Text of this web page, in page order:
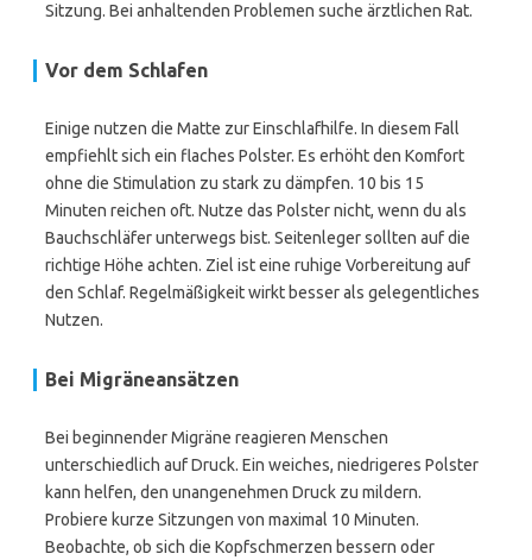
Sitzung. Bei anhaltenden Problemen suche ärztlichen Rat.
Vor dem Schlafen
Einige nutzen die Matte zur Einschlafhilfe. In diesem Fall
empfiehlt sich ein flaches Polster. Es erhöht den Komfort
ohne die Stimulation zu stark zu dämpfen. 10 bis 15
Minuten reichen oft. Nutze das Polster nicht, wenn du als
Bauchschläfer unterwegs bist. Seitenleger sollten auf die
richtige Höhe achten. Ziel ist eine ruhige Vorbereitung auf
den Schlaf. Regelmäßigkeit wirkt besser als gelegentliches
Nutzen.
Bei Migräneansätzen
Bei beginnender Migräne reagieren Menschen
unterschiedlich auf Druck. Ein weiches, niedrigeres Polster
kann helfen, den unangenehmen Druck zu mildern.
Probiere kurze Sitzungen von maximal 10 Minuten.
Beobachte, ob sich die Kopfschmerzen bessern oder